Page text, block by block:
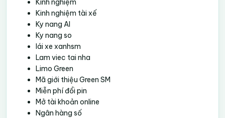
Kinh nghiệm
Kinh nghiệm tài xế
Ky nang AI
Ky nang so
lái xe xanhsm
Lam viec tai nha
Limo Green
Mã giới thiệu Green SM
Miễn phí đổi pin
Mở tài khoản online
Ngân hàng số